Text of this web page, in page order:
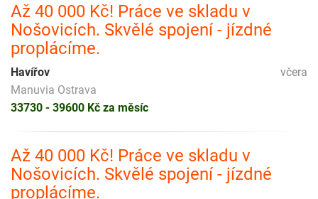
Až 40 000 Kč! Práce ve skladu v
Nošovicích. Skvělé spojení - jízdné
proplácíme.
včera
Havířov
Manuvia Ostrava
33730 - 39600 Kč za měsíc
Až 40 000 Kč! Práce ve skladu v
Nošovicích. Skvělé spojení - jízdné
proplácíme.